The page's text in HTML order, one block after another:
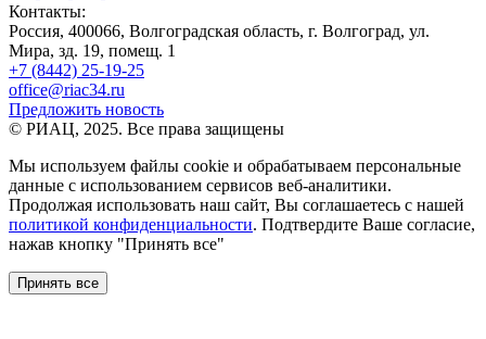
Контакты:
Россия, 400066, Волгоградская область, г. Волгоград, ул.
Мира, зд. 19, помещ. 1
+7 (8442) 25-19-25
office@riac34.ru
Предложить новость
© РИАЦ, 2025. Все права защищены
Мы используем файлы сookie и обрабатываем персональные
данные с использованием сервисов веб-аналитики.
Продолжая использовать наш сайт, Вы соглашаетесь с нашей
политикой конфиденциальности. Подтвердите Ваше согласие,
нажав кнопку "Принять все"
Принять все